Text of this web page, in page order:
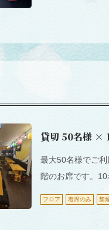
貸切50名様 ×
最大50名様でご
階のお席です。10
能でご利用時は「
フロア 着席のみ 禁
この店舗情報をシェアす